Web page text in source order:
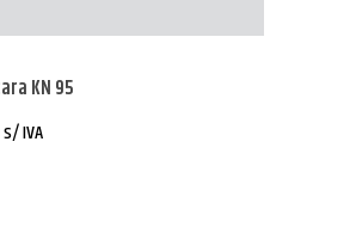
KN 95
s/ IVA